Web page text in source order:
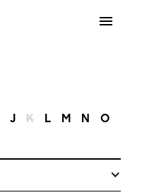
J K L M N O